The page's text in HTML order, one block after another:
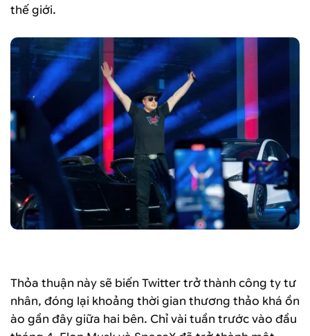
thế giới.
Thỏa thuận này sẽ biến Twitter trở thành công ty tư
nhân, đóng lại khoảng thời gian thương thảo khá ồn
ào gần đây giữa hai bên. Chỉ vài tuần trước vào đầu